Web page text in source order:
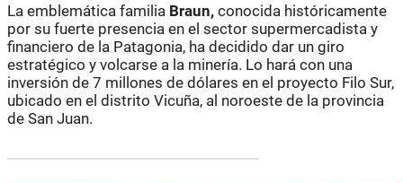
La emblemática familia Braun, conocida históricamente
por su fuerte presencia en el sector supermercadista y
financiero de la Patagonia, ha decidido dar un giro
estratégico y volcarse a la minería. Lo hará con una
inversión de 7 millones de dólares en el proyecto Filo Sur,
ubicado en el distrito Vicuña, al noroeste de la provincia
de San Juan.